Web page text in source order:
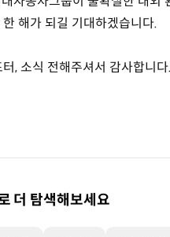
해가 되길 기대하겠습니다.
, 소식 전해주셔서 감사합니다.
더 탐색해보세요